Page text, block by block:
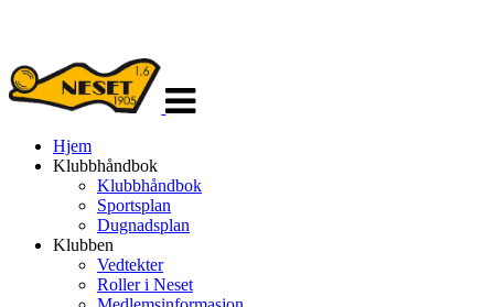
navigasjon
Hjem
Klubbhåndbok
Klubbhåndbok
Sportsplan
Dugnadsplan
Klubben
Vedtekter
Roller i Neset